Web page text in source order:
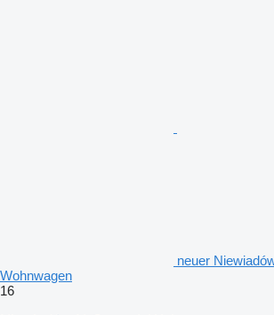
neuer
Wohnwagen
16